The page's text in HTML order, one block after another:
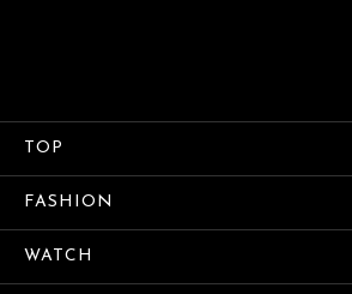
TOP
FASHION
WATCH